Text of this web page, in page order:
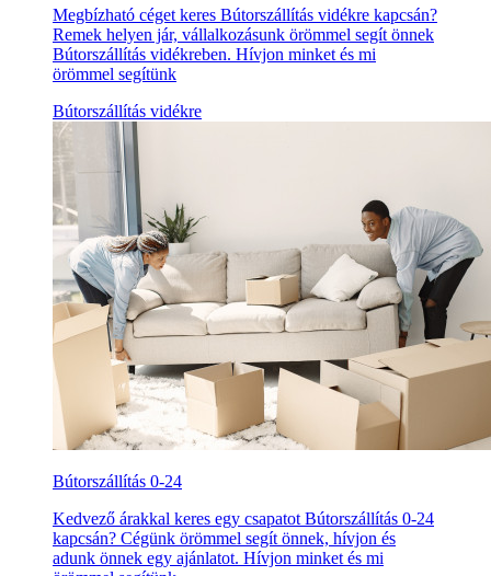
Megbízható céget keres Bútorszállítás vidékre kapcsán?
Remek helyen jár, vállalkozásunk örömmel segít önnek
Bútorszállítás vidékreben. Hívjon minket és mi
örömmel segítünk
Bútorszállítás vidékre
Bútorszállítás 0-24
Kedvező árakkal keres egy csapatot Bútorszállítás 0-24
kapcsán? Cégünk örömmel segít önnek, hívjon és
adunk önnek egy ajánlatot. Hívjon minket és mi